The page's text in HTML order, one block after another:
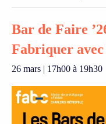
Bar de Faire
Fabriquer avec
26 mars | 17h00 à 19h30